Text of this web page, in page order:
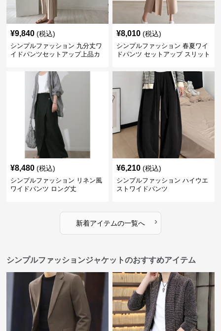
¥9,840 (税込)
シンプルファッション 九分丈ワ
イドパンツセットアップ上品カ
¥8,010 (税込)
シンプルファッション 春夏ワイ
ドパンツ セットアップ スリット
¥8,480 (税込)
シンプルファッション リネン風
ワイドパンツ ロング丈
¥6,210 (税込)
シンプルファッション ハイウエ
ストワイドパンツ
新着アイテムの一覧へ ›
シンプルファッションジャケットのおすすめアイテム